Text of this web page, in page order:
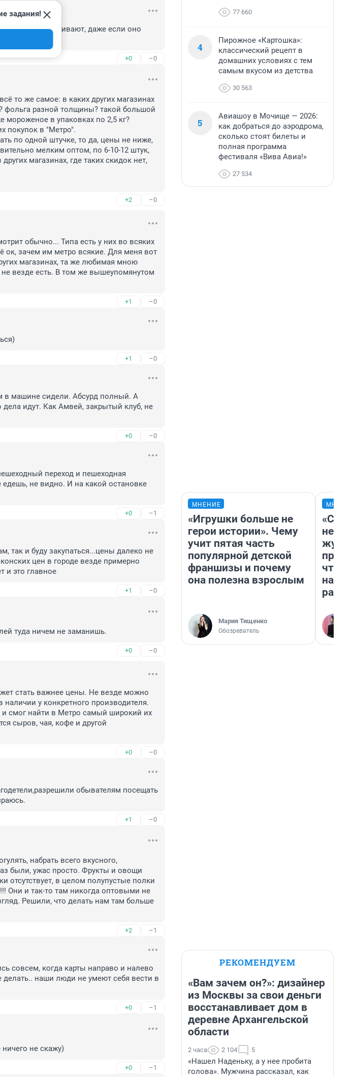
перемораживают, даже если оно
+0 –0
задания!
то же самое: в каких других магазинах
фольга разной толщины? такой большой
мороженое в упаковках по 2,5 кг?
покупок в "Метро".
по одной штучке, то да, цены не ниже,
мелким оптом, по 6-10-12 штук,
магазинах, где таких скидок нет,
+2 –0
обычно... Типа есть у них во всяких
ок, зачем им метро всякие. Для меня вот
магазинах, та же любимая мною
не везде есть. В том же вышеупомянутом
+1 –0
+1 –0
в машине сидели. Абсурд полный. А
идут. Как Амвей, закрытый клуб, не
+0 –0
переход и пешеходная
едешь, не видно. И на какой остановке
+0 –1
так и буду закупаться...цены далеко не
цен в городе везде примерно
и это главное
+1 –0
туда ничем не заманишь.
+0 –0
стать важнее цены. Не везде можно
наличии у конкретного производителя.
смог найти в Метро самый широкий их
сыров, чая, кофе и другой
+0 –0
обывателям посещать
+1 –0
набрать всего вкусного,
были, ужас просто. Фрукты и овощи
отсутствует, в целом полупустые полки
Они и так-то там никогда оптовыми не
Решили, что делать нам там больше
+2 –1
совсем, когда карты направо и налево
делать.. наши люди не умеют себя вести в
+0 –1
не скажу)
+0 –1
77 660
4
Пирожное «Картошка»:
классический рецепт в
домашних условиях с тем
самым вкусом из детства
30 563
5
Авиашоу в Мочище — 2026:
как добраться до аэродрома,
сколько стоят билеты и
полная программа
фестиваля «Вива Авиа!»
27 534
МНЕНИЕ
«Игрушки больше не
герои истории». Чему
учит пятая часть
популярной детской
франшизы и почему
она полезна взрослым
Мария Тищенко
Обозреватель
на
ради
РЕКОМЕНДУЕМ
«Вам зачем он?»: дизайнер
из Москвы за свои деньги
восстанавливает дом в
деревне Архангельской
области
2 часа 2 104 5
«Нашел Наденьку, а у нее пробита
голова». Мужчина рассказал, как